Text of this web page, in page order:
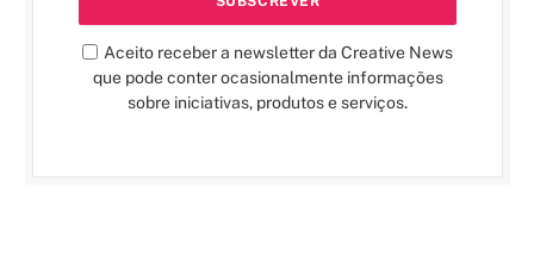
Aceito receber a newsletter da Creative News
que pode conter ocasionalmente informações
sobre iniciativas, produtos e serviços.